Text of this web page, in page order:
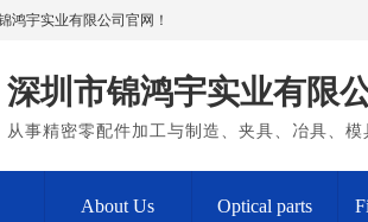
鸿宇实业有限公司官网！
深圳市锦鸿宇实业有限
从事精密零配件加工与制造、夹具、冶具、
About Us Optical parts